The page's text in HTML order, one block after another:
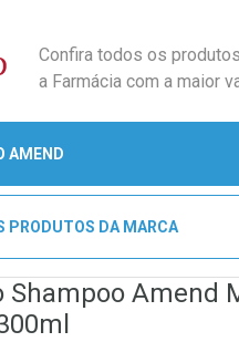
Confira todos os
a Farmácia com a maior
AMEND
PRODUTOS DA MARCA
Shampoo Amend